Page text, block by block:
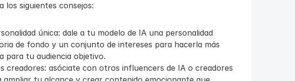
los siguientes consejos:
única: dale a tu modelo de IA una personalidad
de fondo y un conjunto de intereses para hacerla más
para tu audiencia objetivo.
creadores: asóciate con otros influencers de IA o creadores